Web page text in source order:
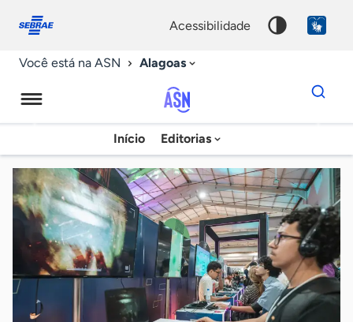
conosco
acessibilidade
Você está na ASN Alagoas
Agência
Sebrae
de
Notícias
Início Editorias
Dados
para
chave